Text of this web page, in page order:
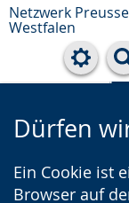
Netzwerk
Westfalen
Dürfen
Ein Cookie ist
Browser auf